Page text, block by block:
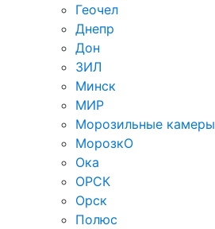
Геочел
Днепр
Дон
ЗИЛ
Минск
МИР
Морозильные камеры
МорозкО
Ока
ОРСК
Орск
Полюс